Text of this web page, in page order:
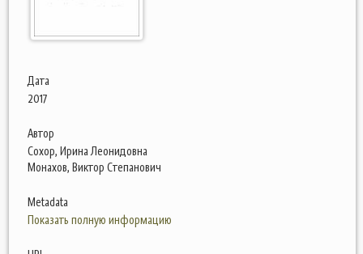
Дата
2017
Автор
Сохор, Ирина Леонидовна
Монахов, Виктор Степанович
Metadata
Показать полную информацию